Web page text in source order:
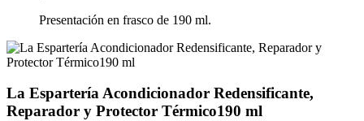
Presentación en frasco de 190 ml.
La Espartería Acondicionador Redensificante,
Reparador y Protector Térmico190 ml